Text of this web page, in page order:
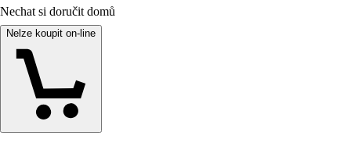
Nechat si doručit domů
Nelze koupit on-line